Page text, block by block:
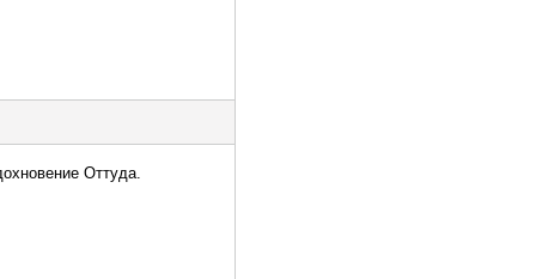
Оттуда.